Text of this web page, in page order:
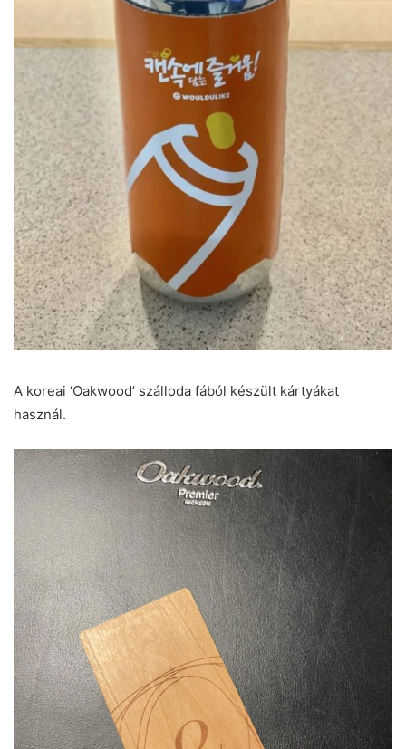
A koreai ‘Oakwood’ szálloda fából készült kártyákat
használ.